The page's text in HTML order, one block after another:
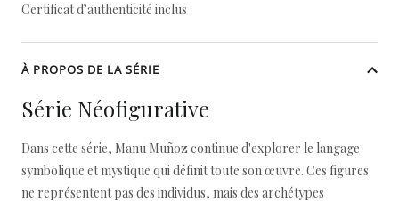
Certificat d’authenticité inclus
À PROPOS DE LA SÉRIE
Série Néofigurative
Dans cette série, Manu Muñoz continue d'explorer le langage
symbolique et mystique qui définit toute son œuvre. Ces figures
ne représentent pas des individus, mais des archétypes